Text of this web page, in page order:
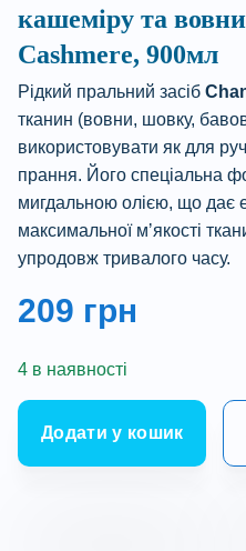
кашеміру та
Cashmere, 900мл
Рідкий пральний засіб
тканин (вовни, шовку,
використовувати як для
прання. Його спеціальна
мигдальною олією, що дає
максимальної мʼякості
упродовж тривалого часу.
209 грн
4 в наявності
Додати у кошик